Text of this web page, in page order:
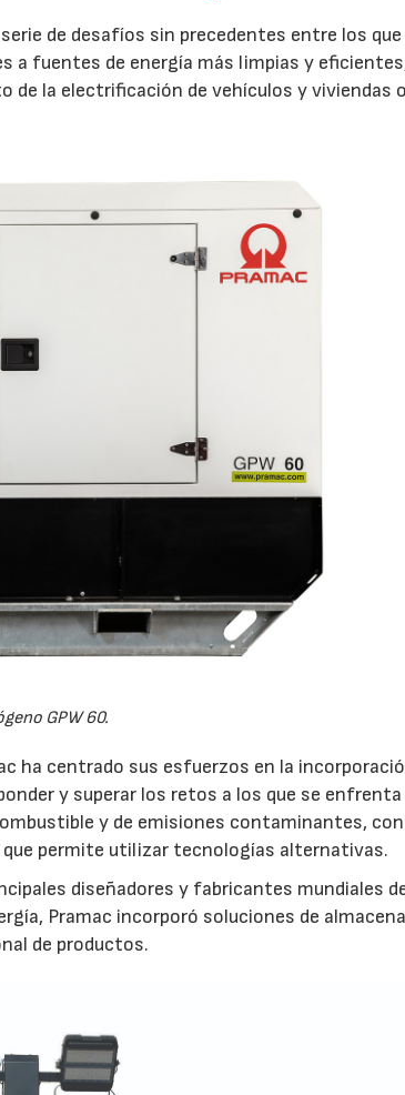
de desafíos sin precedentes entre los que
a fuentes de energía más limpias y
de la electrificación de vehículos y viviendas
GPW 60.
ha centrado sus esfuerzos en la
y superar los retos a los que se enfrenta
y de emisiones contaminantes,
permite utilizar tecnologías alternativas.
diseñadores y fabricantes mundiales
Pramac incorporó soluciones de
de productos.